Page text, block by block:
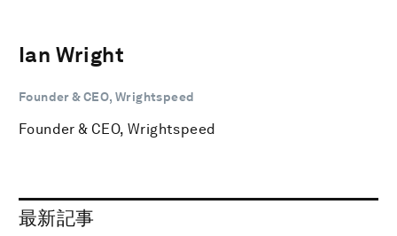
Ian Wright
Founder & CEO, Wrightspeed
Founder & CEO, Wrightspeed
最新記事